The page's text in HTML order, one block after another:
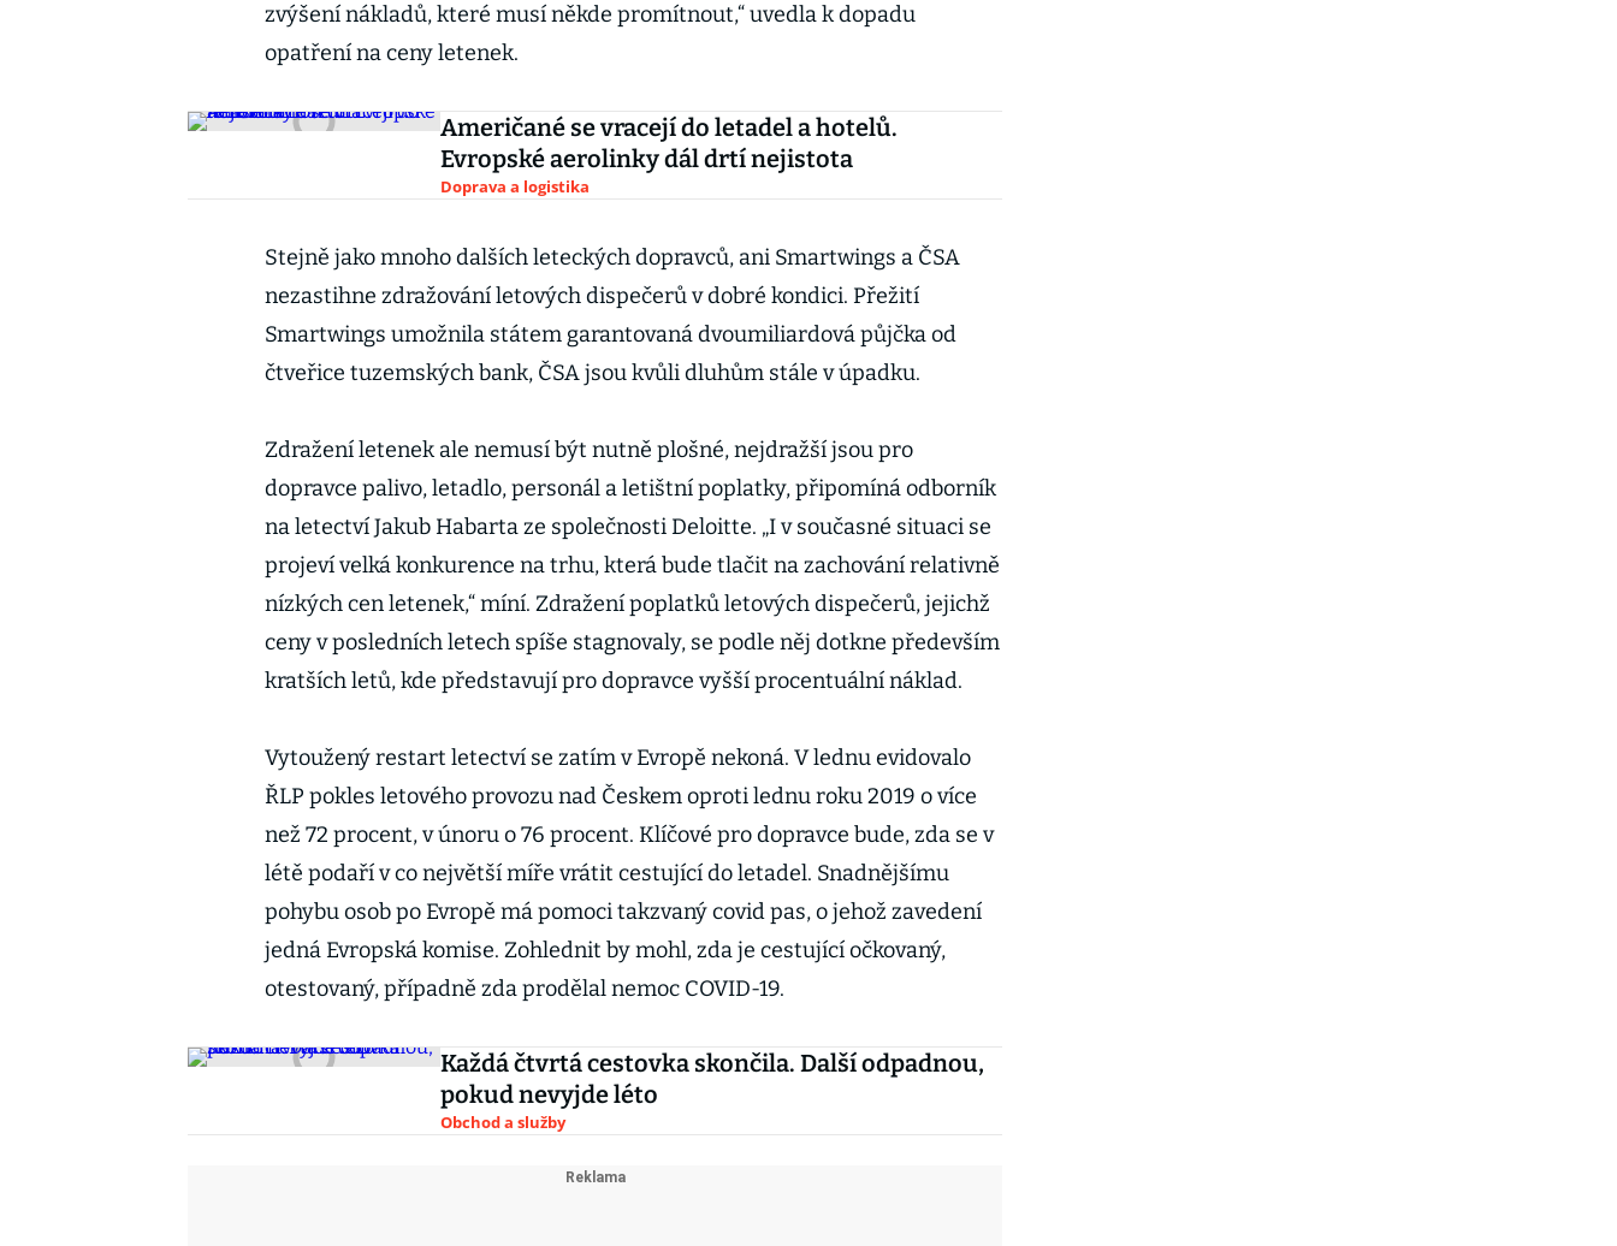
zvýšení nákladů, které musí někde promítnout,“ uvedla k dopadu
opatření na ceny letenek.
Američané se vracejí do letadel a hotelů.
Evropské aerolinky dál drtí nejistota
Doprava a logistika
Stejně jako mnoho dalších leteckých dopravců, ani Smartwings a ČSA
nezastihne zdražování letových dispečerů v dobré kondici. Přežití
Smartwings umožnila státem garantovaná dvoumiliardová půjčka od
čtveřice tuzemských bank, ČSA jsou kvůli dluhům stále v úpadku.
Zdražení letenek ale nemusí být nutně plošné, nejdražší jsou pro
dopravce palivo, letadlo, personál a letištní poplatky, připomíná odborník
na letectví Jakub Habarta ze společnosti Deloitte. „I v současné situaci se
projeví velká konkurence na trhu, která bude tlačit na zachování relativně
nízkých cen letenek,“ míní. Zdražení poplatků letových dispečerů, jejichž
ceny v posledních letech spíše stagnovaly, se podle něj dotkne především
kratších letů, kde představují pro dopravce vyšší procentuální náklad.
Vytoužený restart letectví se zatím v Evropě nekoná. V lednu evidovalo
ŘLP pokles letového provozu nad Českem oproti lednu roku 2019 o více
než 72 procent, v únoru o 76 procent. Klíčové pro dopravce bude, zda se v
létě podaří v co největší míře vrátit cestující do letadel. Snadnějšímu
pohybu osob po Evropě má pomoci takzvaný covid pas, o jehož zavedení
jedná Evropská komise. Zohlednit by mohl, zda je cestující očkovaný,
otestovaný, případně zda prodělal nemoc COVID-19.
Každá čtvrtá cestovka skončila. Další odpadnou,
pokud nevyjde léto
Obchod a služby